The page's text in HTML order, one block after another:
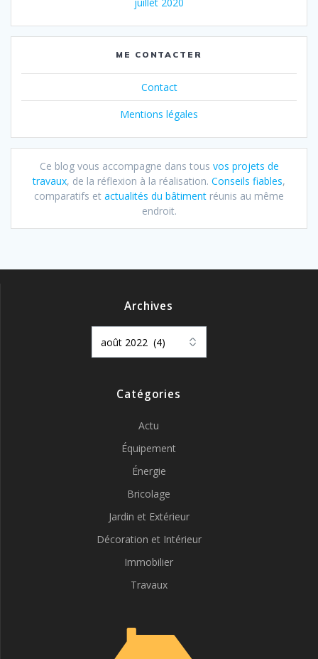
juillet 2020
ME CONTACTER
Contact
Mentions légales
Ce blog vous accompagne dans tous vos projets de
travaux, de la réflexion à la réalisation. Conseils fiables,
comparatifs et actualités du bâtiment réunis au même
endroit.
Archives
Catégories
Actu
Équipement
Énergie
Bricolage
Jardin et Extérieur
Décoration et Intérieur
Immobilier
Travaux